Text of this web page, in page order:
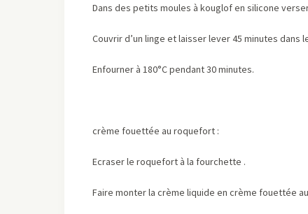
Dans des petits moules à kouglof en silicone
Couvrir d’un linge et laisser lever 45 minutes dans
Enfourner à 180°C pendant 30 minutes.
crème fouettée au roquefort :
Ecraser le roquefort à la fourchette .
Faire monter la crème liquide en crème fouettée